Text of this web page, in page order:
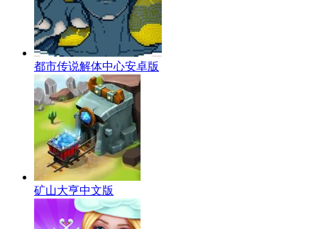
都市传说解体中心安卓版
矿山大亨中文版